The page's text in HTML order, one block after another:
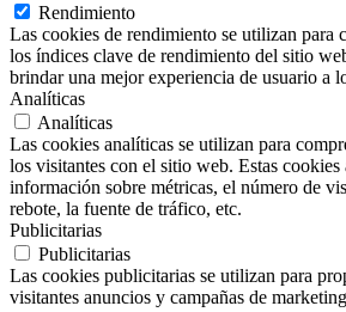
Rendimiento
Las cookies de rendimiento se utilizan para
los índices clave de rendimiento del sitio
brindar una mejor experiencia de usuario a
Analíticas
Analíticas
Las cookies analíticas se utilizan para
los visitantes con el sitio web. Estas
información sobre métricas, el número de
rebote, la fuente de tráfico, etc.
Publicitarias
Publicitarias
Las cookies publicitarias se utilizan para
visitantes anuncios y campañas de